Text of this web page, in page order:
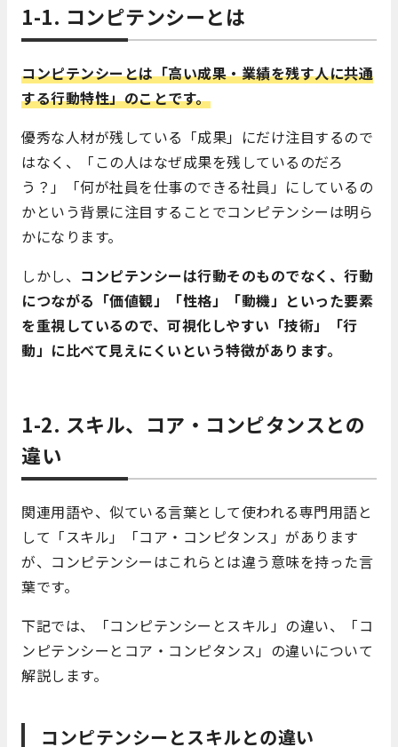
1-1. コンピテンシーとは
コンピテンシーとは「高い成果・業績を残す人に共通
する行動特性」のことです。
優秀な人材が残している「成果」にだけ注目するので
はなく、「この人はなぜ成果を残しているのだろ
う？」「何が社員を仕事のできる社員」にしているの
かという背景に注目することでコンピテンシーは明ら
かになります。
しかし、 コンピテンシーは行動そのものでなく、行動
につながる「価値観」「性格」「動機」といった要素
を重視しているので、可視化しやすい「技術」「行
動」に比べて見えにくいという特徴があります。
1-2. スキル、コア・コンピタンスとの
違い
関連用語や、似ている言葉として使われる専門用語と
して「スキル」「コア・コンピタンス」があります
が、コンピテンシーはこれらとは違う意味を持った言
葉です。
下記では、「コンピテンシーとスキル」の違い、「コ
ンピテンシーとコア・コンピタンス」の違いについて
解説します。
コンピテンシーとスキルとの違い